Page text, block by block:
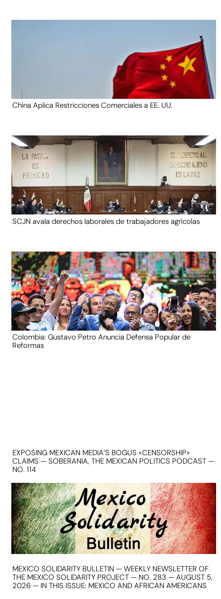
China Aplica Restricciones Comerciales a EE. UU.
SCJN avala derechos laborales de trabajadores agrícolas
Colombia: Gustavo Petro Anuncia Defensa Popular de
Reformas
EXPOSING MEXICAN MEDIA’S BOGUS «CENSORSHIP»
CLAIMS — SOBERANIA, THE MEXICAN POLITICS PODCAST —
NO. 114
MEXICO SOLIDARITY BULLETIN — WEEKLY NEWSLETTER OF
THE MEXICO SOLIDARITY PROJECT — NO. 283 — AUGUST 5,
2026 — IN THIS ISSUE: MEXICO AND AFRICAN AMERICANS